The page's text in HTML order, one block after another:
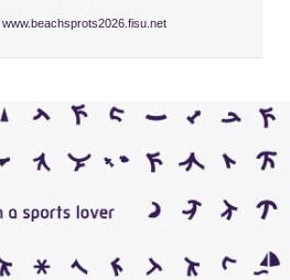
www.beachsprots2026.fisu.net